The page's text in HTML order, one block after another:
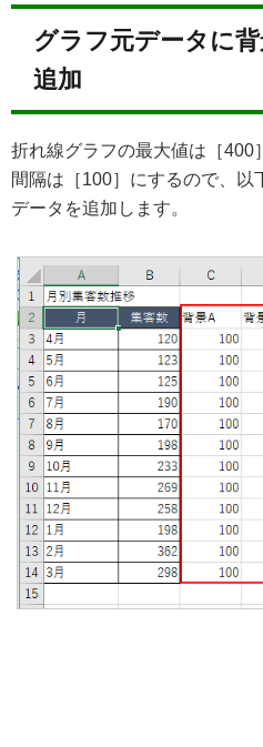
グラフ元データに
追加
折れ線グラフの最大値は［400
間隔は［100］にするので、
データを追加します。